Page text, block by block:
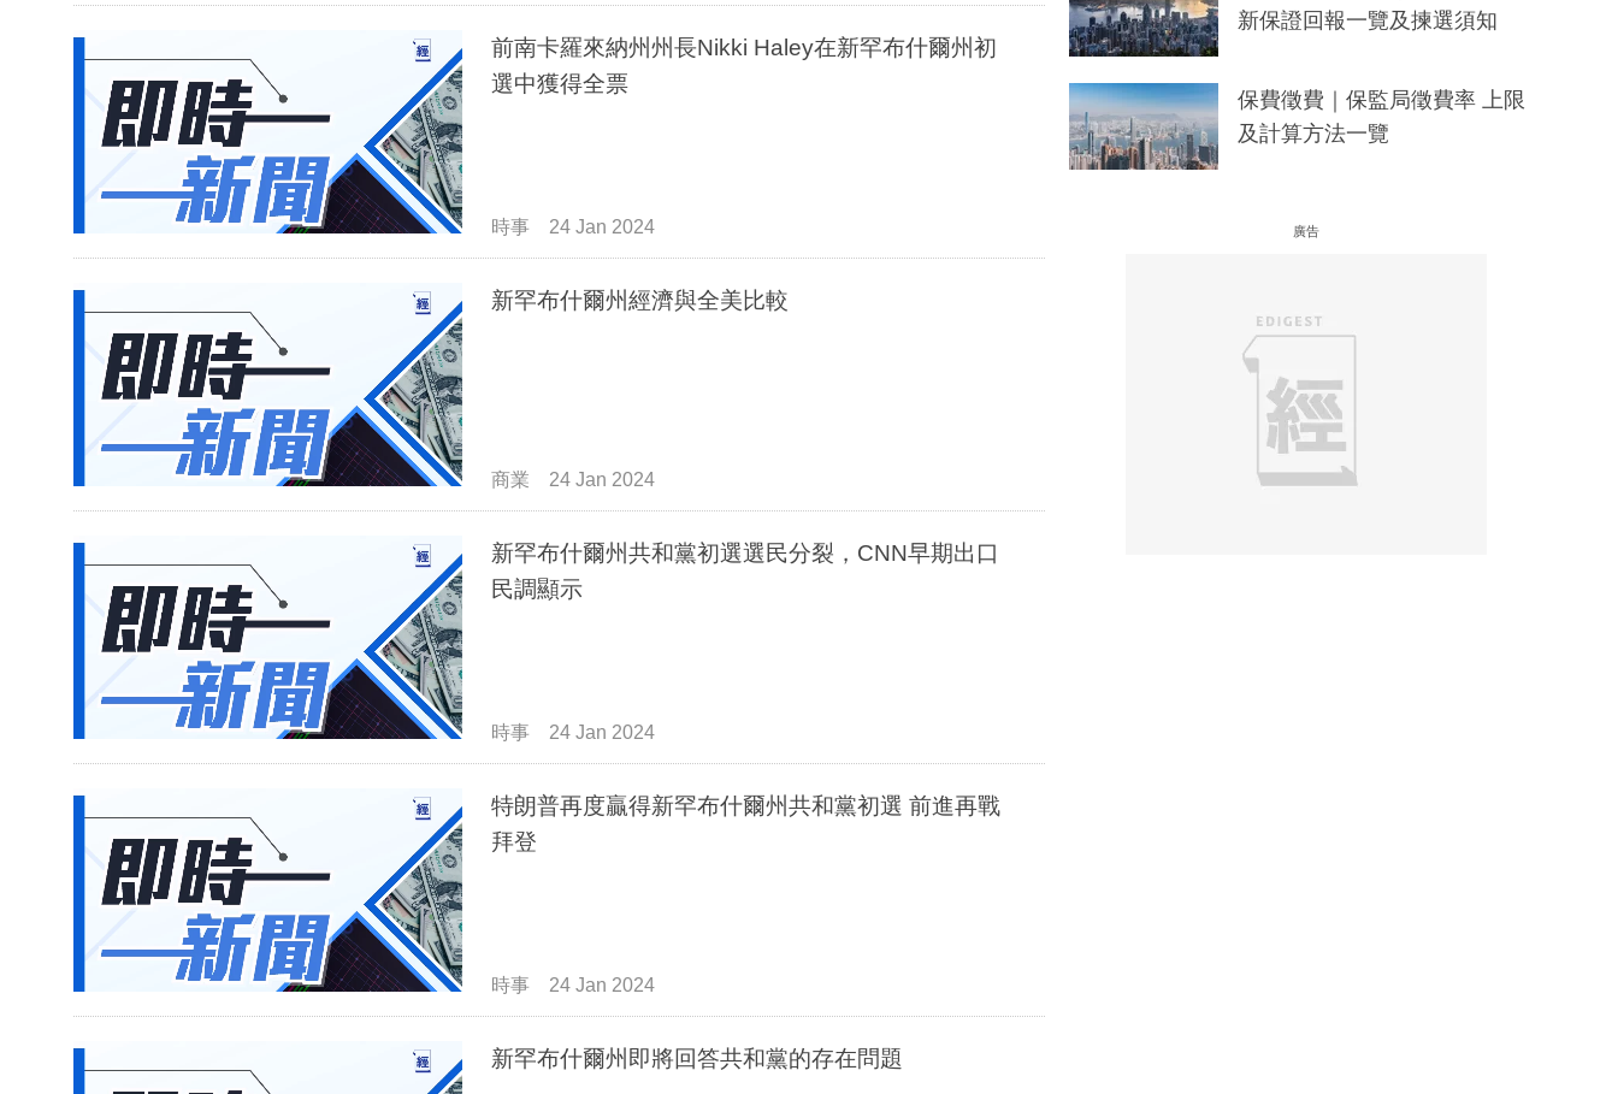
前南卡羅來納州州長Nikki Haley在新罕布什爾州初
選中獲得全票
時事 24 Jan 2024
新罕布什爾州經濟與全美比較
商業 24 Jan 2024
新罕布什爾州共和黨初選選民分裂，CNN早期出口
民調顯示
時事 24 Jan 2024
特朗普再度贏得新罕布什爾州共和黨初選 前進再戰
拜登
時事 24 Jan 2024
新罕布什爾州即將回答共和黨的存在問題
新保證回報一覽及揀選須知
保費徵費｜保監局徵費率 上限
及計算方法一覽
廣告